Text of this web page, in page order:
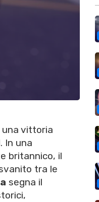
vittoria
In una
britannico, il
tra le
segna il